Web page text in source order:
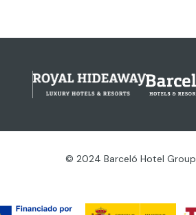
© 2024 Barceló Hotel Group